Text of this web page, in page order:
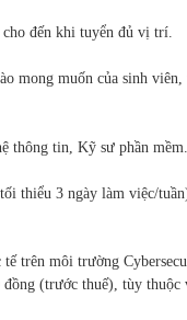
đến khi tuyển đủ vị trí.
mong muốn của sinh viên,
thông tin, Kỹ sư phần mềm.
thiểu 3 ngày làm việc/
tế trên môi trường
đồng (trước thuế), tùy thuộc